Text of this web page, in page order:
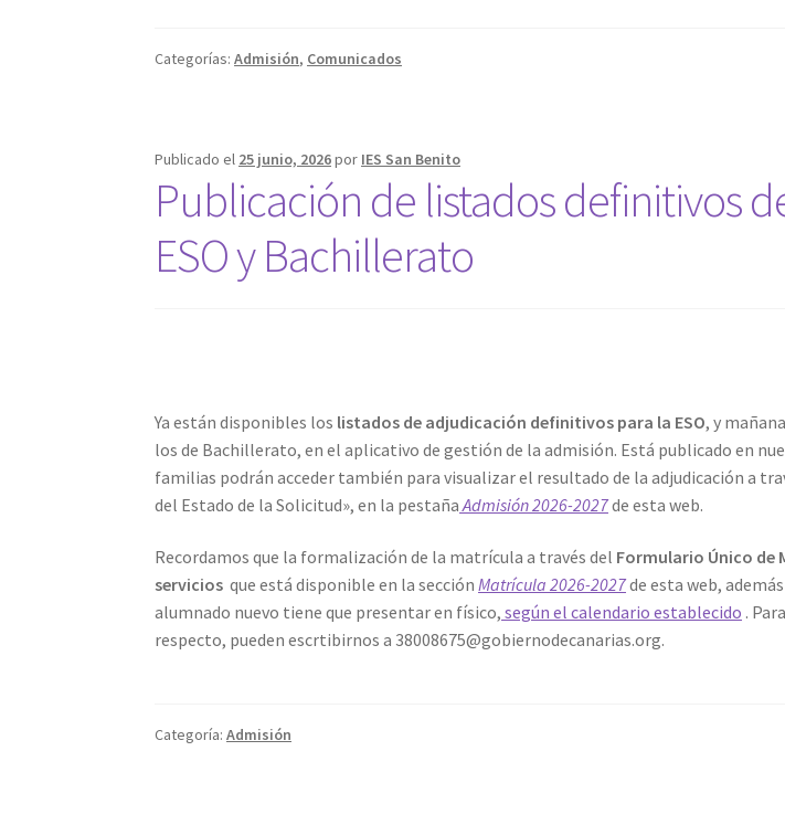
Categorías:Admisión, Comunicados
Publicado el 25 junio, 2026por IES San Benito
Publicación de listados definitivos
ESO y Bachillerato
Ya están disponibles los listados de adjudicación definitivos para la ESO, y
los de Bachillerato, en el aplicativo de gestión de la admisión. Está publicado en
familias podrán acceder también para visualizar el resultado de la adjudicación a
del Estado de la Solicitud», en la pestaña Admisión 2026-2027de esta web.
Recordamos que la formalización de la matrícula a través del Formulario Único de
servicios que está disponible en la secciónMatrícula 2026-2027de esta web,
alumnado nuevo tiene que presentar en físico, según el calendario establecido .
respecto, pueden escrtibirnos a 38008675@gobiernodecanarias.org.
Categoría:Admisión